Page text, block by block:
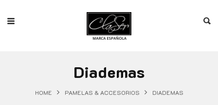
Diademas
HOME PAMELAS & ACCESORIOS DIADEMAS